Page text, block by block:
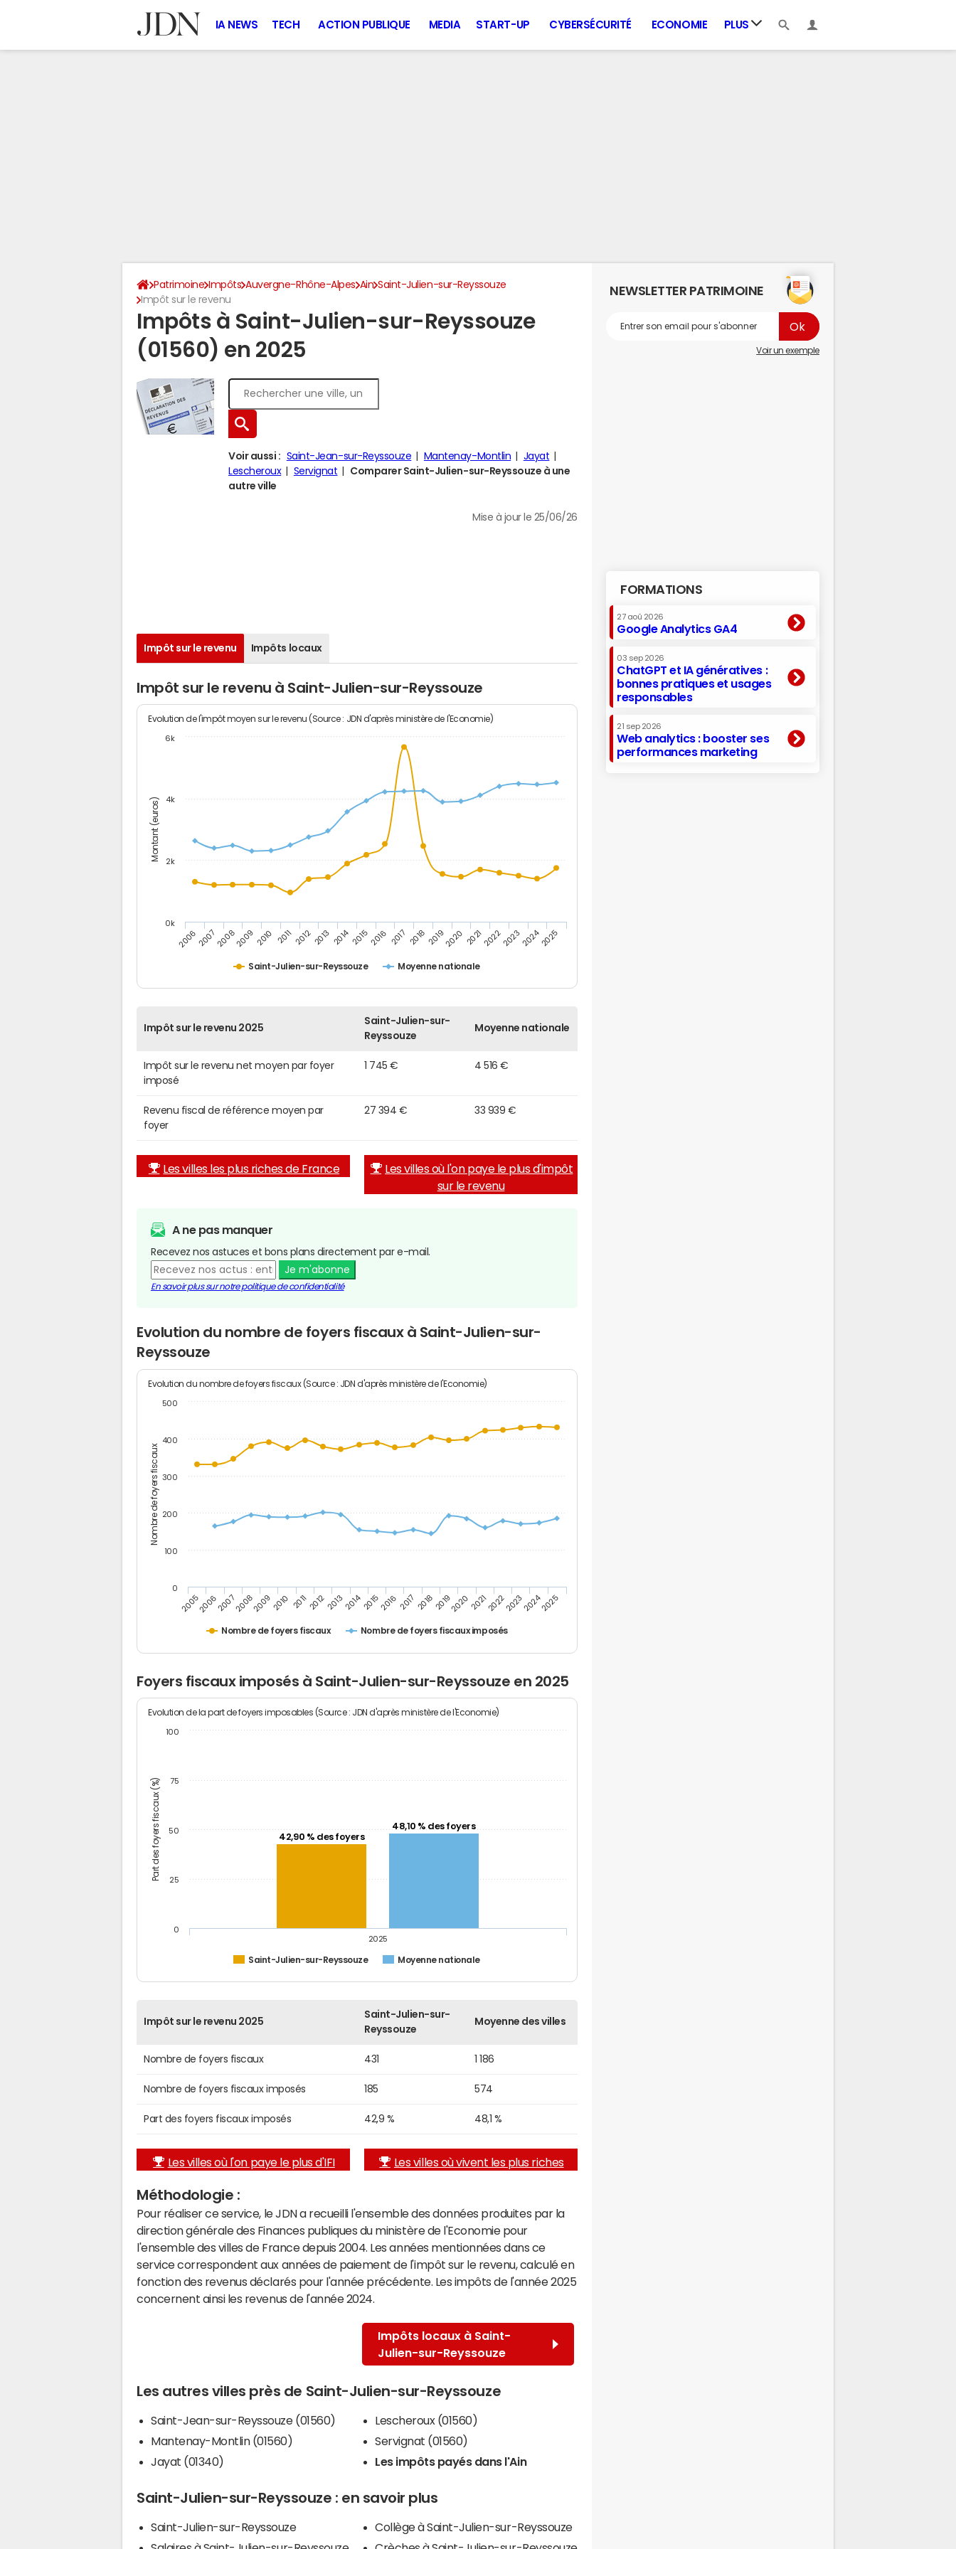
IA NEWS TECH ACTION PUBLIQUE MEDIA START-UP CYBERSÉCURITÉ ECONOMIE PLUS
Patrimoine Impôts Auvergne-Rhône-Alpes Ain Saint-Julien-sur-Reyssouze
Impôt sur le revenu
Impôts à Saint-Julien-sur-Reyssouze
(01560) en 2025
Voir aussi : Saint-Jean-sur-Reyssouze Mantenay-Montlin
Jayat
Lescheroux
Servignat
Comparer Saint-Julien-sur-Reyssouze à une
autre ville
Mise à jour le 25/06/26
Impôt sur le revenu Impôts locaux
Impôt sur le revenu à Saint-Julien-sur-Reyssouze
Montant (euros)
Evolution de l'impôt moyen sur le revenu (Source : JDN d'après ministère de l'Economie)
Saint-Julien-sur-Reyssouze Moyenne nationale
20062007200820092010 2011 20122013 201420152016 2017 201820192020 20212022202320242025
0k
2k
4k
6k
Impôt sur le revenu 2025
Saint-Julien-sur-
Reyssouze
Moyenne nationale
Impôt sur le revenu net moyen par foyer
imposé
1 745 € 4 516 €
Revenu fiscal de référence moyen par
foyer
27 394 € 33 939 €
Les villes les plus riches de France
Les villes où l'on paye le plus d'impôt
sur le revenu
A ne pas manquer
Recevez nos astuces et bons plans directement par e-mail.
Je m'abonne
En savoir plus sur notre politique de confidentialité
Evolution du nombre de foyers fiscaux à Saint-Julien-sur-
Reyssouze
Nombre de foyers fiscaux
Evolution du nombre de foyers fiscaux (Source : JDN d'après ministère de l'Economie)
Nombre de foyers fiscaux Nombre de foyers fiscaux imposés
200520062007200820092010 201120122013201420152016 2017 20182019202020212022202320242025
0
100
200
300
400
500
Foyers fiscaux imposés à Saint-Julien-sur-Reyssouze en 2025
Part des foyers fiscaux (%)
Evolution de la part de foyers imposables (Source : JDN d'après ministère de l'Economie)
42,90 % des foyers
48,10 % des foyers
Saint-Julien-sur-Reyssouze Moyenne nationale
2025
0
25
50
75
100
Impôt sur le revenu 2025
Saint-Julien-sur-
Reyssouze
Moyenne des villes
Nombre de foyers fiscaux 431 1 186
Nombre de foyers fiscaux imposés 185 574
Part des foyers fiscaux imposés 42,9 % 48,1 %
Les villes où l'on paye le plus d'IFI Les villes où vivent les plus riches
Méthodologie :
Pour réaliser ce service, le JDN a recueilli l'ensemble des données produites par la
direction générale des Finances publiques du ministère de l'Economie pour
l'ensemble des villes de France depuis 2004. Les années mentionnées dans ce
service correspondent aux années de paiement de l'impôt sur le revenu, calculé en
fonction des revenus déclarés pour l'année précédente. Les impôts de l'année 2025
concernent ainsi les revenus de l'année 2024.
Impôts locaux à Saint-
Julien-sur-Reyssouze
Les autres villes près de Saint-Julien-sur-Reyssouze
Saint-Jean-sur-Reyssouze (01560)
Mantenay-Montlin (01560)
Jayat (01340)
Lescheroux (01560)
Servignat (01560)
Les impôts payés dans l'Ain
Saint-Julien-sur-Reyssouze : en savoir plus
Saint-Julien-sur-Reyssouze
Collège à Saint-Julien-sur-Reyssouze
NEWSLETTER PATRIMOINE
Voir un exemple
FORMATIONS
27 aoû 2026
Google Analytics GA4
03 sep 2026
ChatGPT et IA génératives :
bonnes pratiques et usages
responsables
21 sep 2026
Web analytics : booster ses
performances marketing